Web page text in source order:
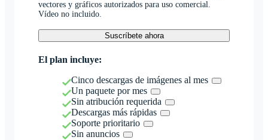
vectores y gráficos autorizados para uso comercial.
Vídeo no incluido.
Suscríbete ahora
El plan incluye:
Cinco descargas de imágenes al mes
Un paquete por mes
Sin atribución requerida
Descargas más rápidas
Soporte prioritario
Sin anuncios